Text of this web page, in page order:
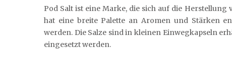
Pod Salt ist eine Marke, die sich auf die
hat eine breite Palette an Aromen und Stärken
werden. Die Salze sind in kleinen Einwegkapseln
eingesetzt werden.